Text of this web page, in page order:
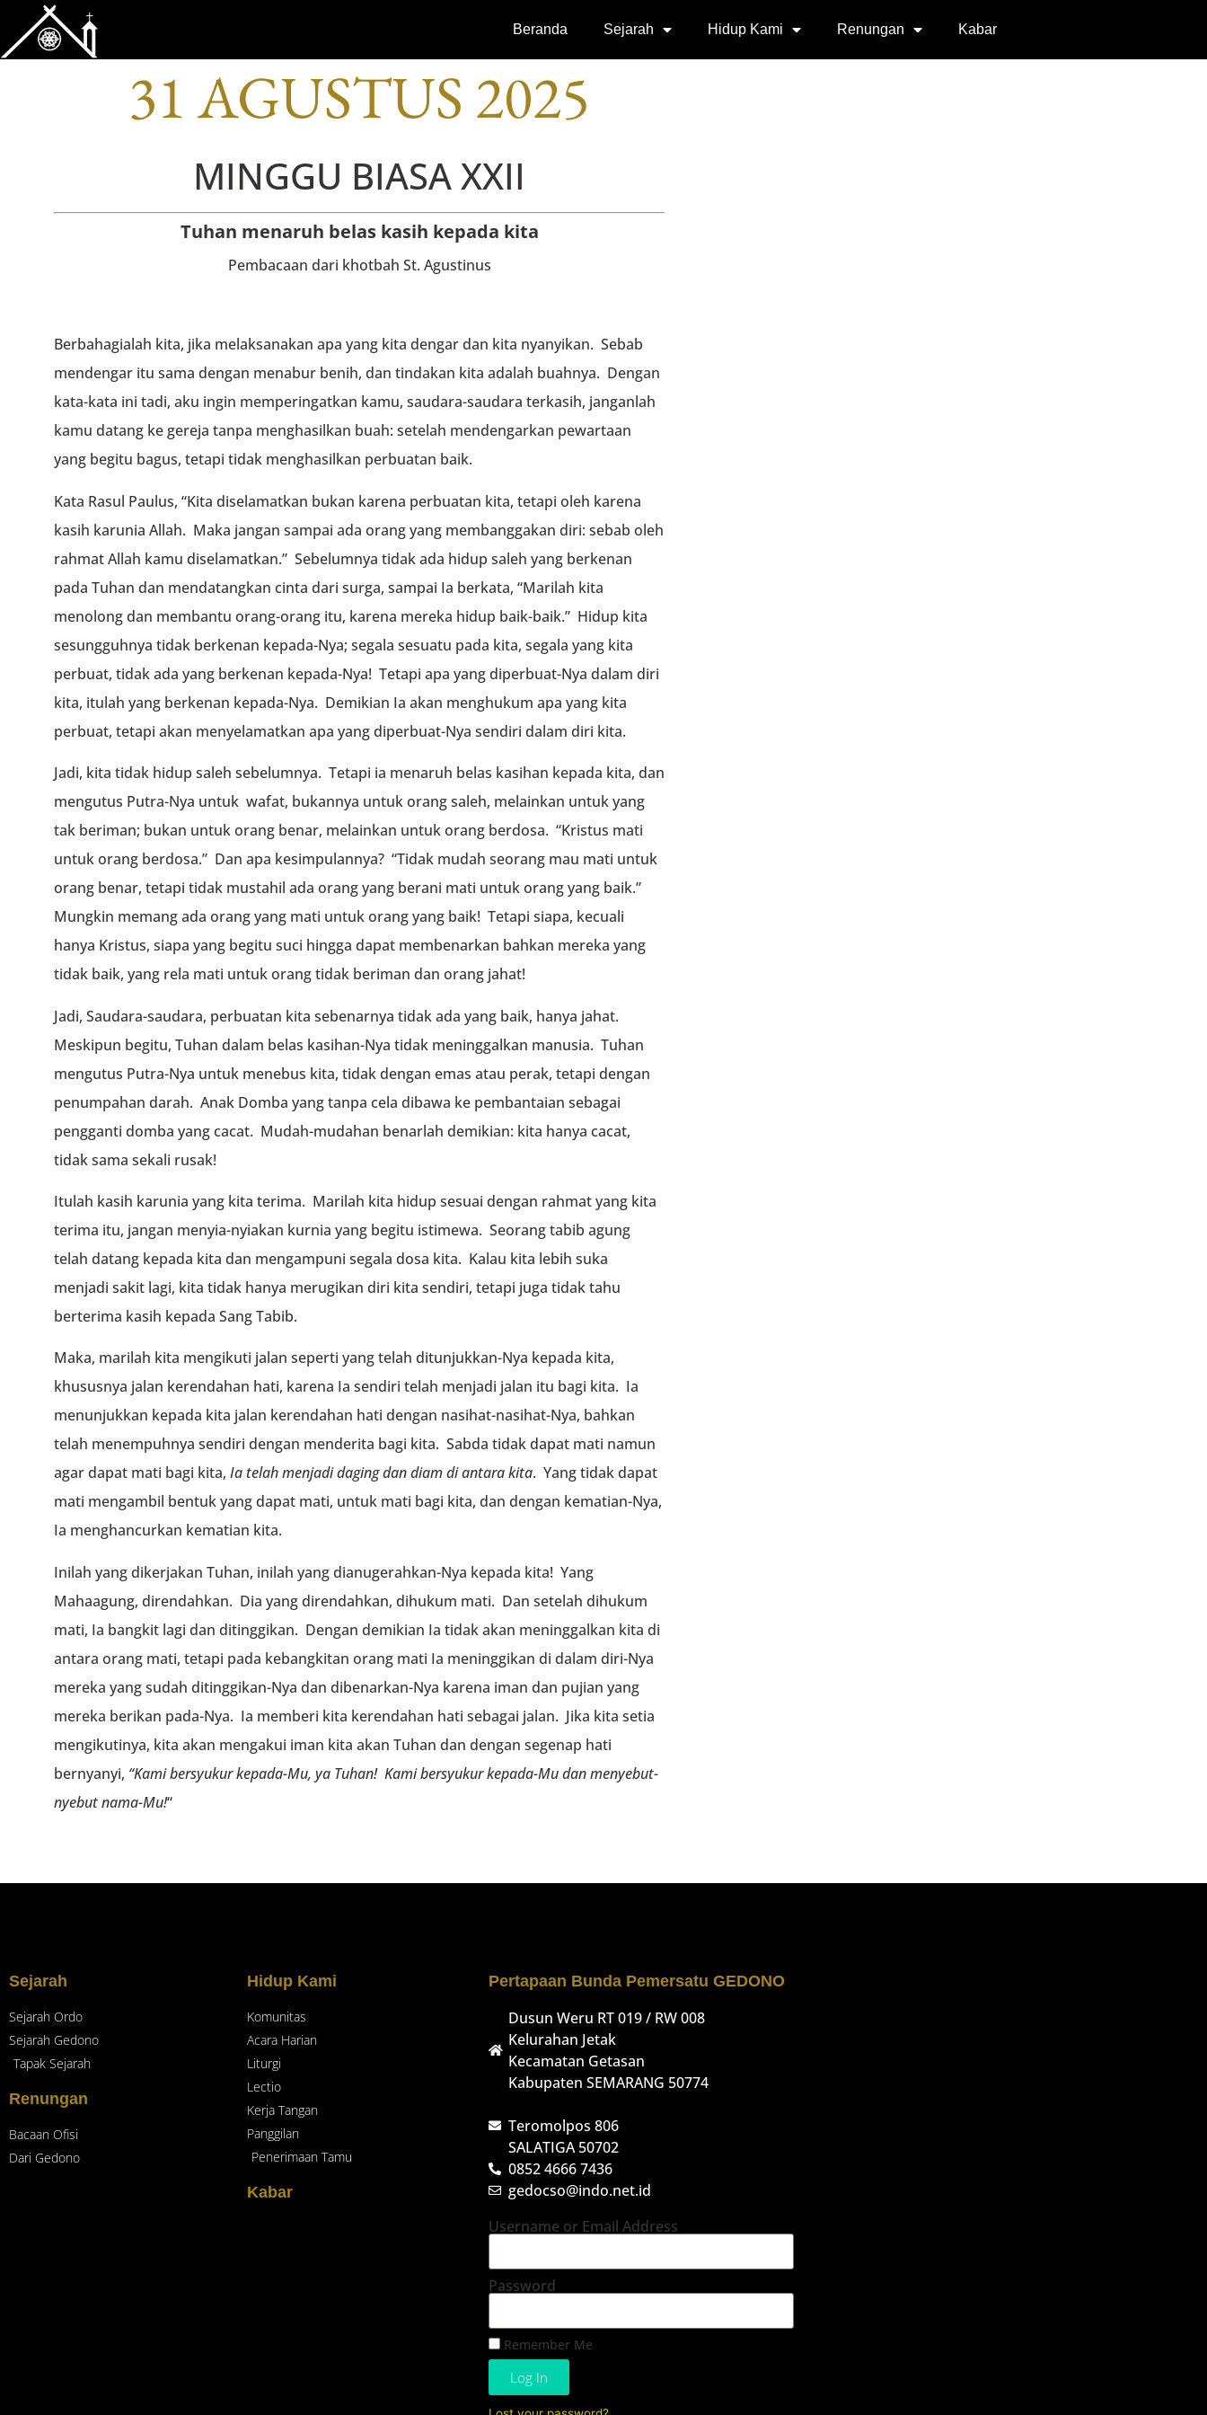
Beranda Sejarah Hidup Kami Renungan Kabar
31 AGUSTUS 2025
MINGGU BIASA XXII
Tuhan menaruh belas kasih kepada kita
Pembacaan dari khotbah St. Agustinus
Berbahagialah kita, jika melaksanakan apa yang kita dengar dan kita nyanyikan. Sebab
mendengar itu sama dengan menabur benih, dan tindakan kita adalah buahnya. Dengan
kata-kata ini tadi, aku ingin memperingatkan kamu, saudara-saudara terkasih, janganlah
kamu datang ke gereja tanpa menghasilkan buah: setelah mendengarkan pewartaan
yang begitu bagus, tetapi tidak menghasilkan perbuatan baik.
Kata Rasul Paulus, “Kita diselamatkan bukan karena perbuatan kita, tetapi oleh karena
kasih karunia Allah. Maka jangan sampai ada orang yang membanggakan diri: sebab oleh
rahmat Allah kamu diselamatkan.” Sebelumnya tidak ada hidup saleh yang berkenan
pada Tuhan dan mendatangkan cinta dari surga, sampai Ia berkata, “Marilah kita
menolong dan membantu orang-orang itu, karena mereka hidup baik-baik.” Hidup kita
sesungguhnya tidak berkenan kepada-Nya; segala sesuatu pada kita, segala yang kita
perbuat, tidak ada yang berkenan kepada-Nya! Tetapi apa yang diperbuat-Nya dalam diri
kita, itulah yang berkenan kepada-Nya. Demikian Ia akan menghukum apa yang kita
perbuat, tetapi akan menyelamatkan apa yang diperbuat-Nya sendiri dalam diri kita.
Jadi, kita tidak hidup saleh sebelumnya. Tetapi ia menaruh belas kasihan kepada kita, dan
mengutus Putra-Nya untuk wafat, bukannya untuk orang saleh, melainkan untuk yang
tak beriman; bukan untuk orang benar, melainkan untuk orang berdosa. “Kristus mati
untuk orang berdosa.” Dan apa kesimpulannya? “Tidak mudah seorang mau mati untuk
orang benar, tetapi tidak mustahil ada orang yang berani mati untuk orang yang baik.”
Mungkin memang ada orang yang mati untuk orang yang baik! Tetapi siapa, kecuali
hanya Kristus, siapa yang begitu suci hingga dapat membenarkan bahkan mereka yang
tidak baik, yang rela mati untuk orang tidak beriman dan orang jahat!
Jadi, Saudara-saudara, perbuatan kita sebenarnya tidak ada yang baik, hanya jahat.
Meskipun begitu, Tuhan dalam belas kasihan-Nya tidak meninggalkan manusia. Tuhan
mengutus Putra-Nya untuk menebus kita, tidak dengan emas atau perak, tetapi dengan
penumpahan darah. Anak Domba yang tanpa cela dibawa ke pembantaian sebagai
pengganti domba yang cacat. Mudah-mudahan benarlah demikian: kita hanya cacat,
tidak sama sekali rusak!
Itulah kasih karunia yang kita terima. Marilah kita hidup sesuai dengan rahmat yang kita
terima itu, jangan menyia-nyiakan kurnia yang begitu istimewa. Seorang tabib agung
telah datang kepada kita dan mengampuni segala dosa kita. Kalau kita lebih suka
menjadi sakit lagi, kita tidak hanya merugikan diri kita sendiri, tetapi juga tidak tahu
berterima kasih kepada Sang Tabib.
Maka, marilah kita mengikuti jalan seperti yang telah ditunjukkan-Nya kepada kita,
khususnya jalan kerendahan hati, karena Ia sendiri telah menjadi jalan itu bagi kita. Ia
menunjukkan kepada kita jalan kerendahan hati dengan nasihat-nasihat-Nya, bahkan
telah menempuhnya sendiri dengan menderita bagi kita. Sabda tidak dapat mati namun
agar dapat mati bagi kita, Ia telah menjadi daging dan diam di antara kita. Yang tidak dapat
mati mengambil bentuk yang dapat mati, untuk mati bagi kita, dan dengan kematian-Nya,
Ia menghancurkan kematian kita.
Inilah yang dikerjakan Tuhan, inilah yang dianugerahkan-Nya kepada kita! Yang
Mahaagung, direndahkan. Dia yang direndahkan, dihukum mati. Dan setelah dihukum
mati, Ia bangkit lagi dan ditinggikan. Dengan demikian Ia tidak akan meninggalkan kita di
antara orang mati, tetapi pada kebangkitan orang mati Ia meninggikan di dalam diri-Nya
mereka yang sudah ditinggikan-Nya dan dibenarkan-Nya karena iman dan pujian yang
mereka berikan pada-Nya. Ia memberi kita kerendahan hati sebagai jalan. Jika kita setia
mengikutinya, kita akan mengakui iman kita akan Tuhan dan dengan segenap hati
bernyanyi, “Kami bersyukur kepada-Mu, ya Tuhan! Kami bersyukur kepada-Mudan menyebut-
nyebut nama-Mu!“
Sejarah
Sejarah Ordo
Sejarah Gedono
Tapak Sejarah
Renungan
Bacaan Ofisi
Dari Gedono
Hidup Kami
Komunitas
Acara Harian
Liturgi
Lectio
Kerja Tangan
Panggilan
Penerimaan Tamu
Kabar
Pertapaan Bunda Pemersatu GEDONO
Dusun Weru RT 019 / RW 008
Kelurahan Jetak
Kecamatan Getasan
Kabupaten SEMARANG 50774
Teromolpos 806
SALATIGA 50702
0852 4666 7436
gedocso@indo.net.id
Username or Email Address
Password
Remember Me
Log In